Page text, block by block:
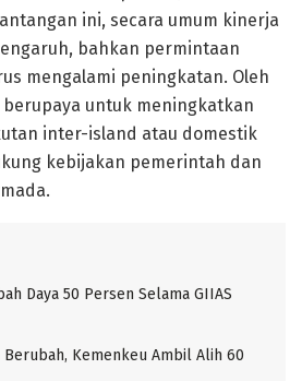
ini, secara umum kinerja
bahkan permintaan
mengalami peningkatan. Oleh
untuk meningkatkan
inter-island atau domestik
kebijakan pemerintah dan
Daya 50 Persen Selama GIIAS
Kemenkeu Ambil Alih 60